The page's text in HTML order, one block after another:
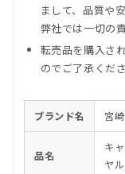
まして、品質や
弊社では一切の
転売品を購入さ
のでご了承くださ
ブランド名 宮
品名
キ
ヤ